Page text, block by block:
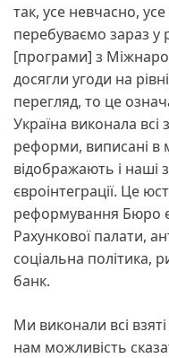
так, усе невчасно,
перебуваємо зараз у
[програми] з
досягли угоди на
перегляд, то це
Україна виконала всі
реформи, виписані
відображають і наші
євроінтеграції. Це
реформування Бюро
Рахункової палати,
соціальна політика,
банк.
Ми виконали всі
нам можливість